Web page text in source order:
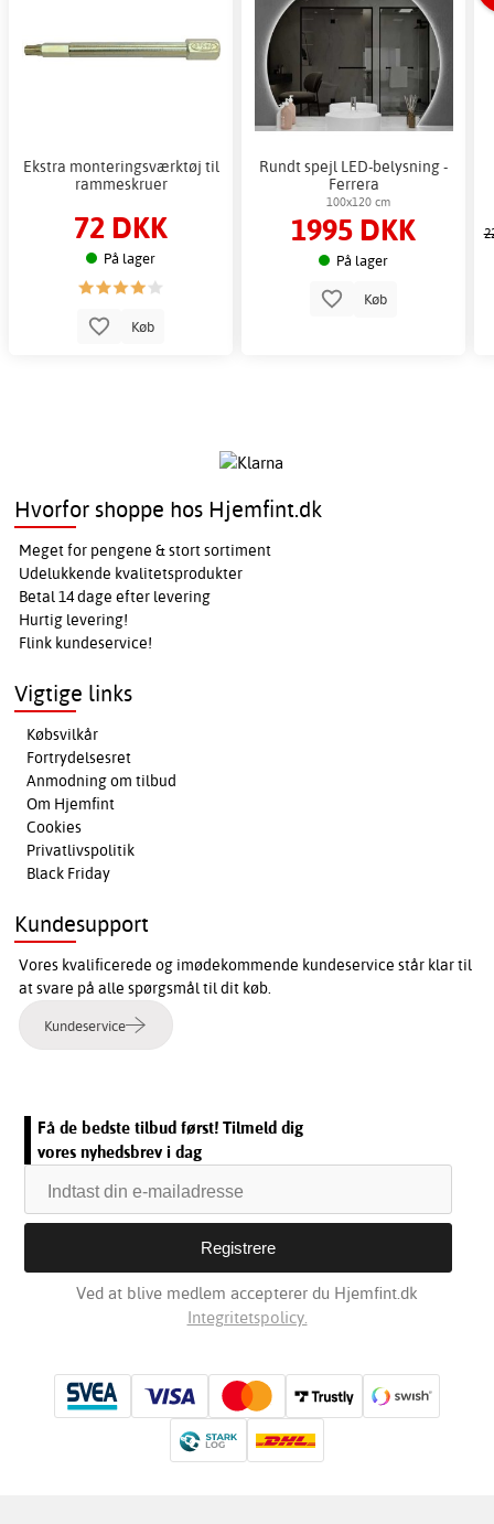
Ekstra monteringsværktøj til
rammeskruer
72 DKK
På lager
Køb
Rundt spejl LED-belysning -
Ferrera
100x120 cm
1995 DKK
På lager
Køb
Hvorfor shoppe hos Hjemfint.dk
Meget for pengene & stort sortiment
Udelukkende kvalitetsprodukter
Betal 14 dage efter levering
Hurtig levering!
Flink kundeservice!
Vigtige links
Købsvilkår
Fortrydelsesret
Anmodning om tilbud
Om Hjemfint
Cookies
Privatlivspolitik
Black Friday
Kundesupport
Vores kvalificerede og imødekommende kundeservice står klar til
at svare på alle spørgsmål til dit køb.
Kundeservice
Få de bedste tilbud først! Tilmeld dig
vores nyhedsbrev i dag
Ved at blive medlem accepterer du Hjemfint.dk
Integritetspolicy.